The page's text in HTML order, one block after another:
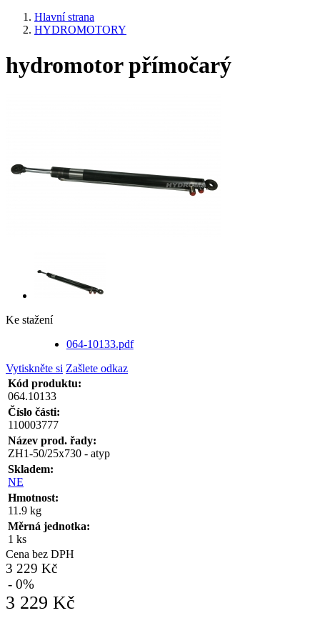
Hlavní strana
HYDROMOTORY
hydromotor přímočarý
Ke stažení
064-10133.pdf
Vytiskněte si Zašlete odkaz
Kód produktu:
064.10133
Číslo části:
110003777
Název prod. řady:
ZH1-50/25x730 - atyp
Skladem:
NE
Hmotnost:
11.9 kg
Měrná jednotka:
1 ks
Cena bez DPH
3 229 Kč
- 0%
3 229 Kč